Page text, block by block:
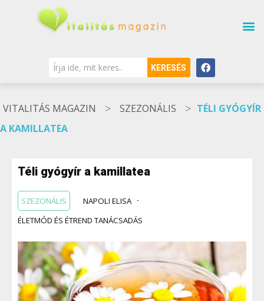
KERESÉS
VITALITÁS MAGAZIN > SZEZONÁLIS > TÉLI GYÓGYÍR
A KAMILLATEA
Téli gyógyír a kamillatea
SZEZONÁLIS
NAPOLI ELISA
ÉLETMÓD ÉS ÉTREND TANÁCSADÁS